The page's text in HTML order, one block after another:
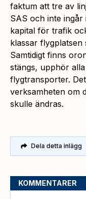
faktum att tre av
SAS och inte
kapital för trafik
klassar flygplatsen
Samtidigt finns
stängs, upphör
flygtransporter.
verksamheten om
skulle ändras.
Dela detta inlägg
KOMMENTARER